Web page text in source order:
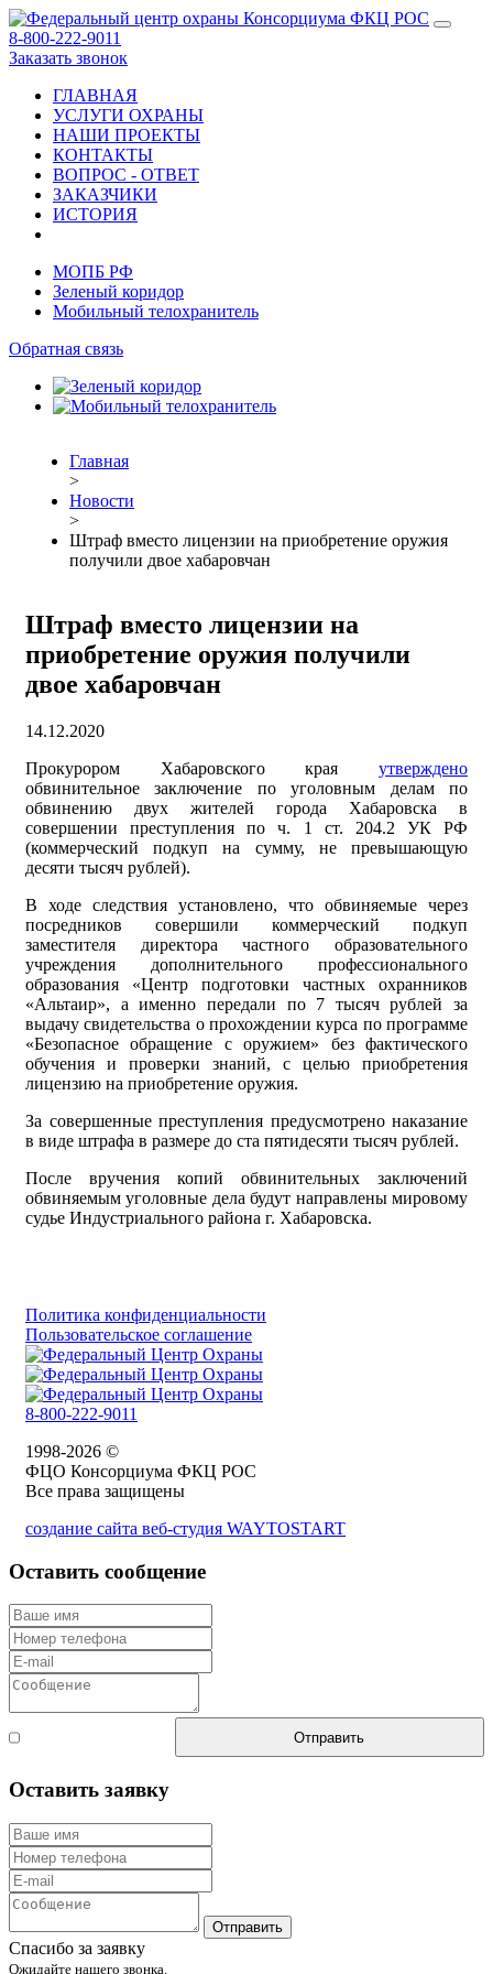
8-800-222-9011
Заказать звонок
ГЛАВНАЯ
УСЛУГИ ОХРАНЫ
НАШИ ПРОЕКТЫ
КОНТАКТЫ
ВОПРОС - ОТВЕТ
ЗАКАЗЧИКИ
ИСТОРИЯ
МОПБ РФ
Зеленый коридор
Мобильный телохранитель
Обратная связь
Главная
>
Новости
>
Штраф вместо лицензии на приобретение оружия
получили двое хабаровчан
Штраф вместо лицензии на
приобретение оружия получили
двое хабаровчан
14.12.2020
Прокурором Хабаровского края утверждено
обвинительное заключение по уголовным делам по
обвинению двух жителей города Хабаровска в
совершении преступления по ч. 1 ст. 204.2 УК РФ
(коммерческий подкуп на сумму, не превышающую
десяти тысяч рублей).
В ходе следствия установлено, что обвиняемые через
посредников совершили коммерческий подкуп
заместителя директора частного образовательного
учреждения дополнительного профессионального
образования «Центр подготовки частных охранников
«Альтаир», а именно передали по 7 тысяч рублей за
выдачу свидетельства о прохождении курса по программе
«Безопасное обращение с оружием» без фактического
обучения и проверки знаний, с целью приобретения
лицензию на приобретение оружия.
За совершенные преступления предусмотрено наказание
в виде штрафа в размере до ста пятидесяти тысяч рублей.
После вручения копий обвинительных заключений
обвиняемым уголовные дела будут направлены мировому
судье Индустриального района г. Хабаровска.
Политика конфиденциальности
Пользовательское соглашение
8-800-222-9011
1998-2026 ©
ФЦО Консорциума ФКЦ РОС
Все права защищены
создание сайта веб-студия WAYTOSTART
Оставить сообщение
Отправить
Оставить заявку
Отправить
Спасибо за заявку
Ожидайте нашего звонка.